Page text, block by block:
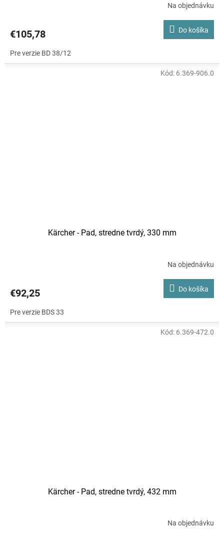
Na objednávku
€105,78 Do košíka
Pre verzie BD 38/12
Kärcher - Pad, stredne tvrdý, 330 mm
Na objednávku
€92,25 Do košíka
Pre verzie BDS 33
Kód: 6.369-906.0
Kärcher - Pad, stredne tvrdý, 432 mm
Na objednávku
Kód: 6.369-472.0